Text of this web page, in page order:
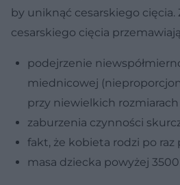
by uniknąć cesarskiego
cesarskiego cięcia
podejrzenie
miednicowej
przy niewielkich
zaburzenia czynności
fakt, że kobieta rodzi po raz
masa dziecka powyżej